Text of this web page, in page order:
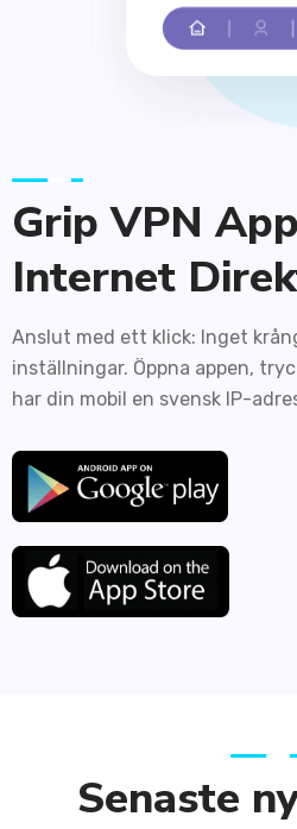
Grip VPN
Internet
Anslut med ett klick: Inget
inställningar. Öppna appen,
har din mobil en svensk IP-
Senaste